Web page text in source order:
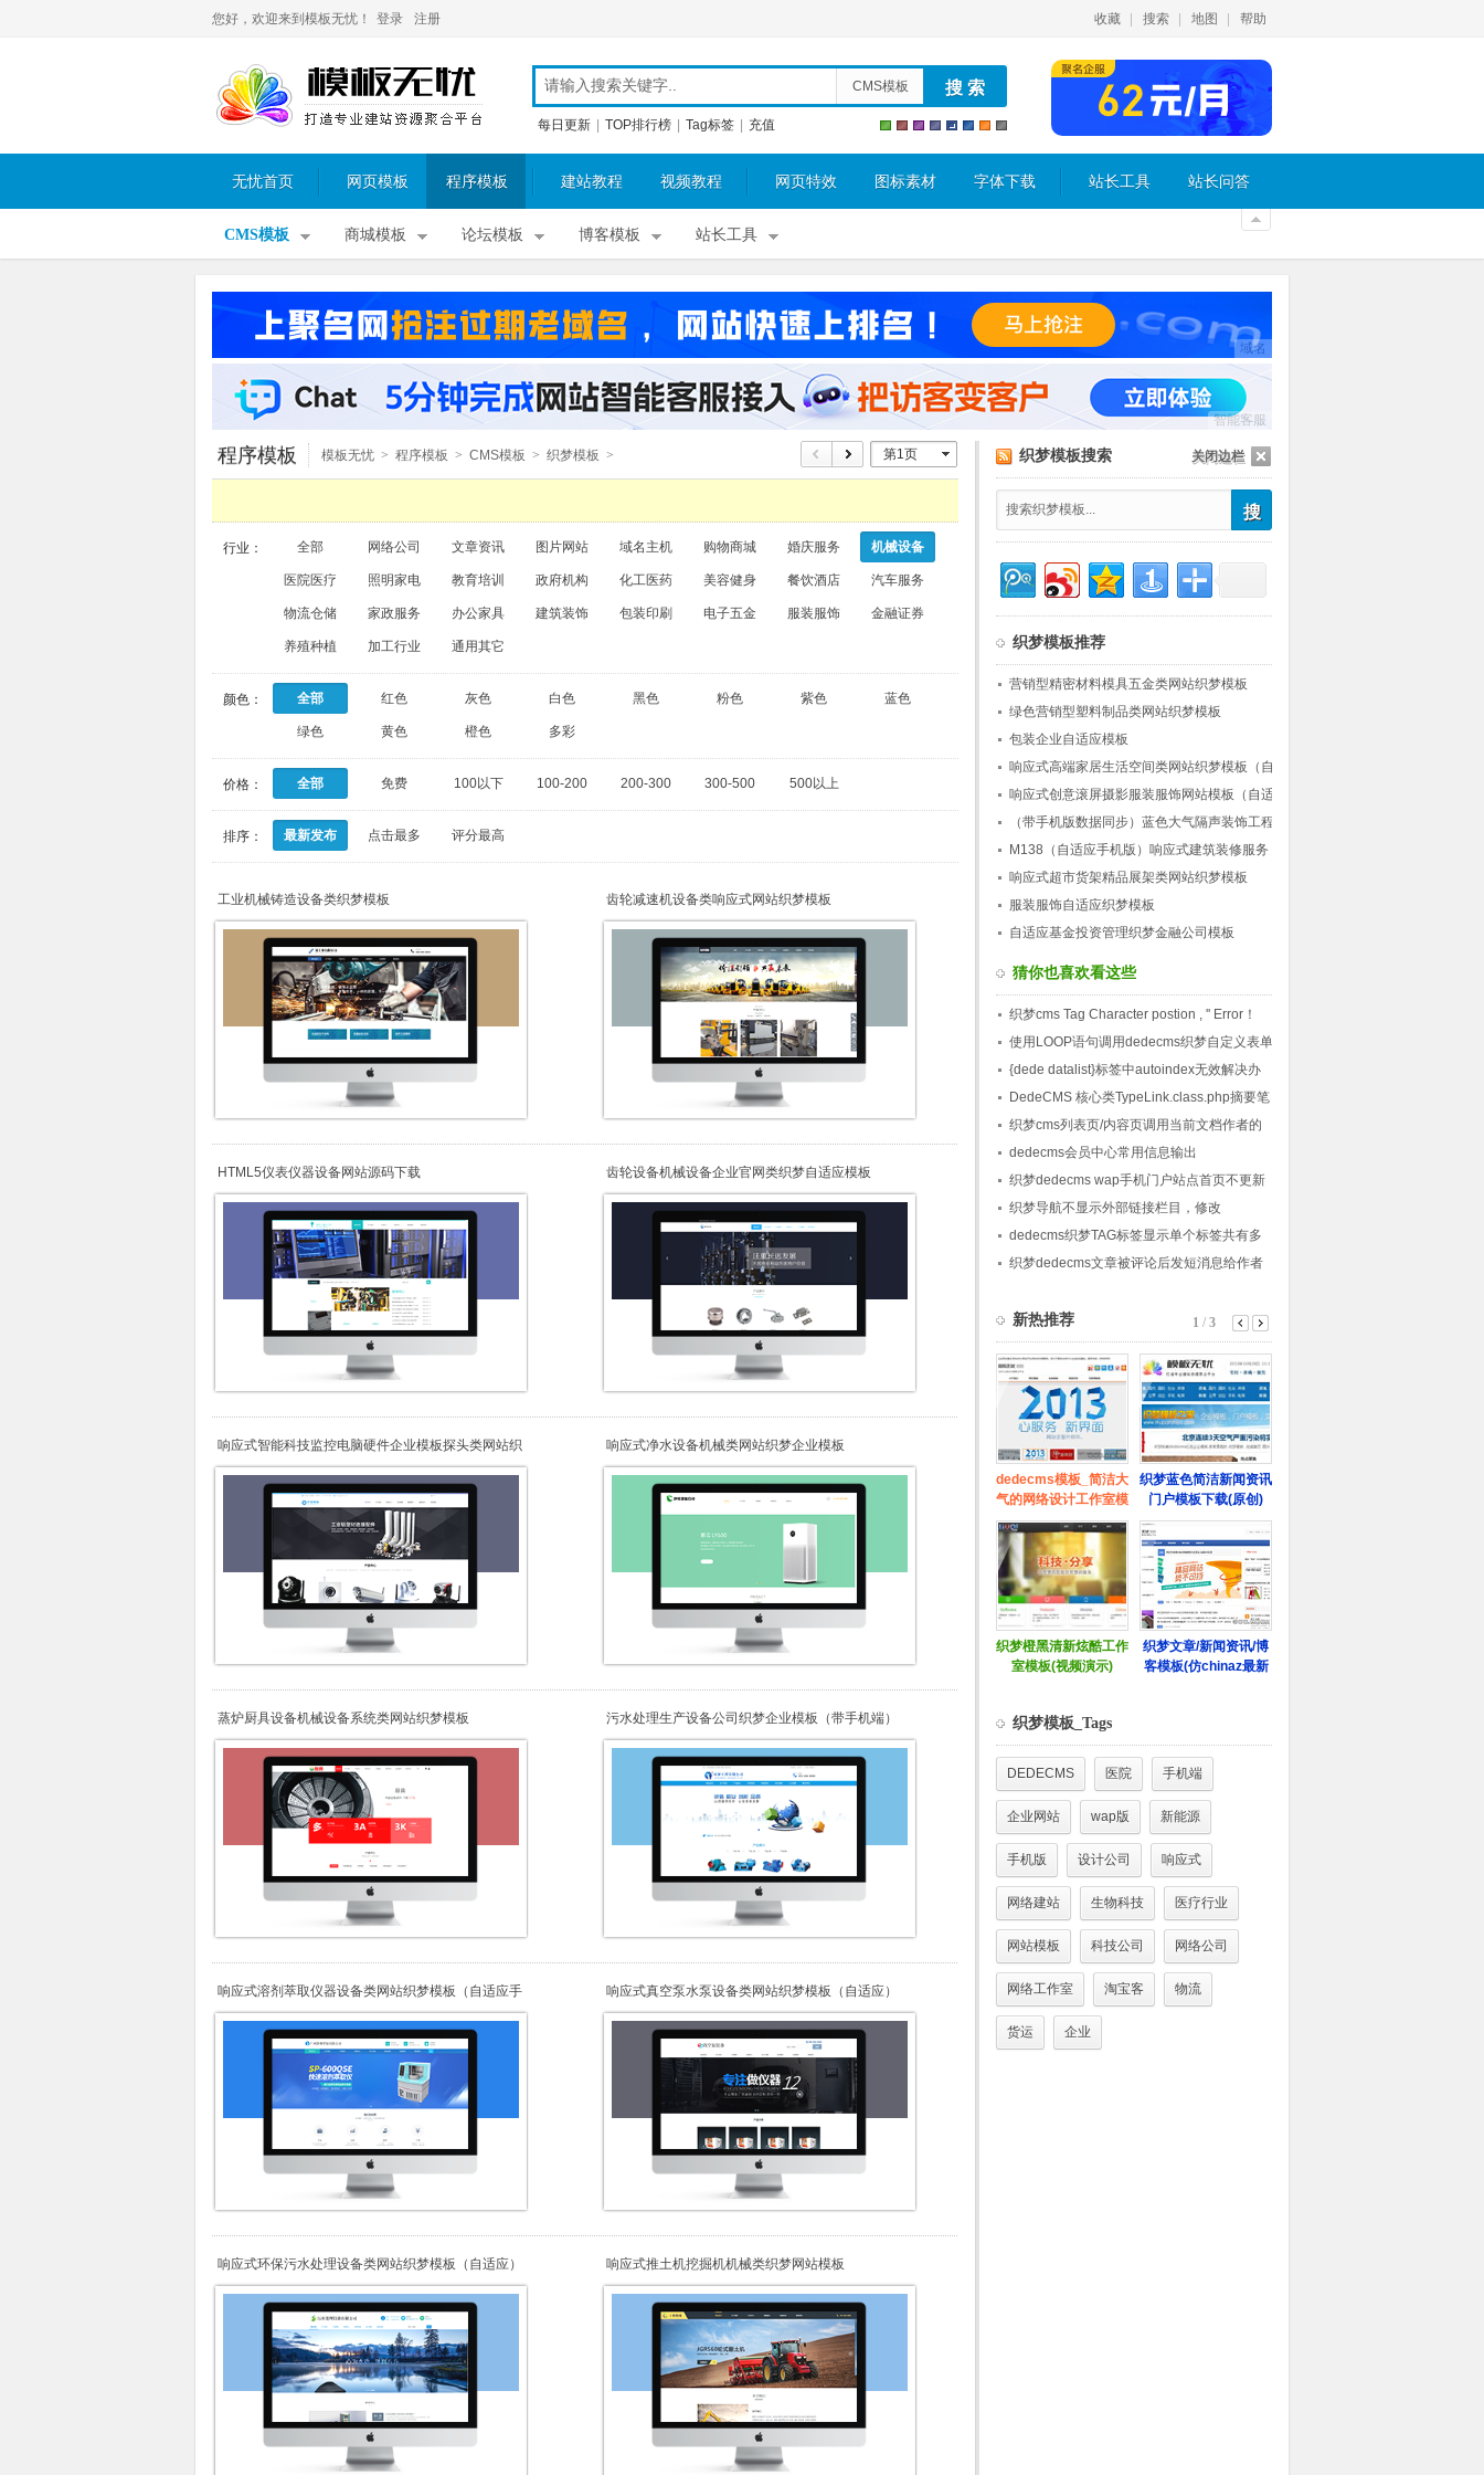
您好，欢迎来到模板无忧！ 登录 注册 收藏 搜索 地图 帮助
CMS模板
每日更新 TOP排行榜 Tag标签 充值
无忧首页 网页模板 程序模板 建站教程 视频教程 网页特效 图标素材 字体下载 站长工具 站长问答
CMS模板 商城模板 论坛模板 博客模板 站长工具
域名
智能客服
关闭边栏
程序模板 模板无忧 > 程序模板 > CMS模板 > 织梦模板 > 第1页
行业： 全部 网络公司 文章资讯 图片网站 域名主机 购物商城 婚庆服务 机械设备
医院医疗 照明家电 教育培训 政府机构 化工医药 美容健身 餐饮酒店 汽车服务
物流仓储 家政服务 办公家具 建筑装饰 包装印刷 电子五金 服装服饰 金融证券
养殖种植 加工行业 通用其它
颜色： 全部 红色 灰色 白色 黑色 粉色 紫色 蓝色
绿色 黄色 橙色 多彩
价格： 全部 免费 100以下 100-200 200-300 300-500 500以上
排序： 最新发布 点击最多 评分最高
工业机械铸造设备类织梦模板 齿轮减速机设备类响应式网站织梦模板
HTML5仪表仪器设备网站源码下载 齿轮设备机械设备企业官网类织梦自适应模板
响应式智能科技监控电脑硬件企业模板探头类网站织
梦模板
响应式净水设备机械类网站织梦企业模板
蒸炉厨具设备机械设备系统类网站织梦模板 污水处理生产设备公司织梦企业模板（带手机端）
响应式溶剂萃取仪器设备类网站织梦模板（自适应手
机端）
响应式真空泵水泵设备类网站织梦模板（自适应）
响应式环保污水处理设备类网站织梦模板（自适应） 响应式推土机挖掘机机械类织梦网站模板
织梦模板搜索
织梦模板推荐
营销型精密材料模具五金类网站织梦模板
绿色营销型塑料制品类网站织梦模板
包装企业自适应模板
响应式高端家居生活空间类网站织梦模板（自
适应）
响应式创意滚屏摄影服装服饰网站模板（自适
应）
（带手机版数据同步）蓝色大气隔声装饰工程
公司类网站织梦模板 营销型工程装饰网站源
码下载
M138（自适应手机版）响应式建筑装修服务
公司网站织梦模板 HTML5建筑行业企业网站
源码下载
响应式超市货架精品展架类网站织梦模板
服装服饰自适应织梦模板
自适应基金投资管理织梦金融公司模板
猜你也喜欢看这些
织梦cms Tag Character postion , '' Error！
使用LOOP语句调用dedecms织梦自定义表单
内容的方法
{dede datalist}标签中autoindex无效解决办
法
DedeCMS 核心类TypeLink.class.php摘要笔
记
织梦cms列表页/内容页调用当前文档作者的
会员头像的方法
dedecms会员中心常用信息输出
织梦dedecms wap手机门户站点首页不更新
的解决方法
织梦导航不显示外部链接栏目，修改
channelartlist标签方法
dedecms织梦TAG标签显示单个标签共有多
少篇文章的方法
织梦dedecms文章被评论后发短消息给作者
织梦模板_Tags
DEDECMS 医院 手机端
企业网站 wap版 新能源
手机版 设计公司 响应式
网络建站 生物科技 医疗行业
网站模板 科技公司 网络公司
网络工作室 淘宝客 物流
货运 企业